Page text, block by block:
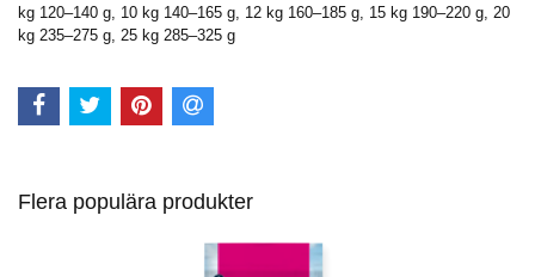
kg 120–140 g, 10 kg 140–165 g, 12 kg 160–185 g, 15 kg 190–220 g, 20
kg 235–275 g, 25 kg 285–325 g
Flera populära produkter